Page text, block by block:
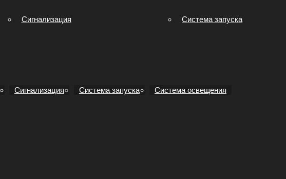
Сигнализация Система запуска
Сигнализация Система запуска Система освещения